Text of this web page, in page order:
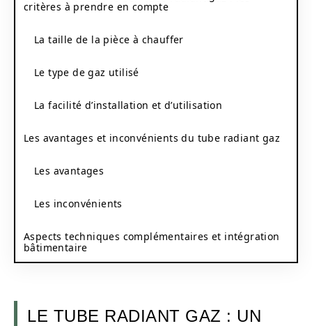
critères à prendre en compte
La taille de la pièce à chauffer
Le type de gaz utilisé
La facilité d’installation et d’utilisation
Les avantages et inconvénients du tube radiant gaz
Les avantages
Les inconvénients
Aspects techniques complémentaires et intégration
bâtimentaire
LE TUBE RADIANT GAZ : UN